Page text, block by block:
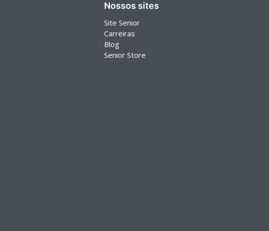
Nossos sites
Site Senior
Carreiras
Blog
Senior Store